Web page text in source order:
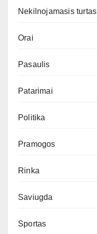
Nekilnojamasis turtas
Orai
Pasaulis
Patarimai
Politika
Pramogos
Rinka
Saviugda
Sportas